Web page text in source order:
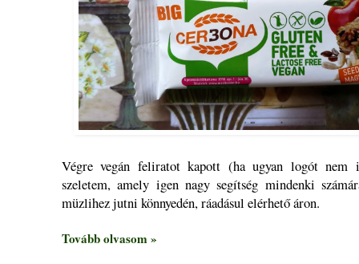
Végre vegán feliratot kapott (ha ugyan logót nem
szeletem, amely igen nagy segítség mindenki
müzlihez jutni könnyedén, ráadásul elérhető áron.
Tovább olvasom »